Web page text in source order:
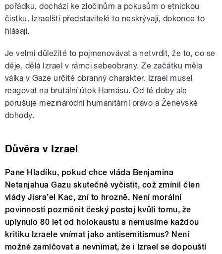
pořádku, dochází ke zločinům a pokusům o etnickou
čistku. Izraelští představitelé to neskrývají, dokonce to
hlásají.
Je velmi důležité to pojmenovávat a netvrdit, že to, co se
děje, dělá Izrael v rámci sebeobrany. Ze začátku měla
válka v Gaze určitě obranný charakter. Izrael musel
reagovat na brutální útok Hamásu. Od té doby ale
porušuje mezinárodní humanitární právo a Ženevské
dohody.
Důvěra v Izrael
Pane Hladíku, pokud chce vláda Benjamina
Netanjahua Gazu skutečně vyčistit, což zmínil člen
vlády Jisra’el Kac, zní to hrozně. Není morální
povinností pozměnit český postoj kvůli tomu, že
uplynulo 80 let od holokaustu a nemusíme každou
kritiku Izraele vnímat jako antisemitismus? Není
možné zamlčovat a nevnímat, že i Izrael se dopouští